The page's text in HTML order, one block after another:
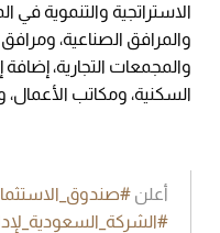
الاستراتجية والتنموية
والمرافق الصناعية،
والمجمعات التجارية،
السكنية، ومكاتب الأعمال،
أعلن